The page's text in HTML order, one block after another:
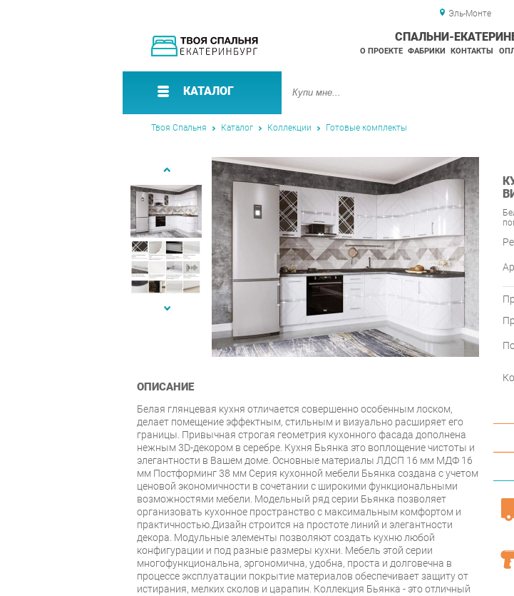
Эль-Монте
СПАЛЬНИ-
О ПРОЕКТЕ ФАБРИКИ КОНТАКТЫ
КАТАЛОГ
Твоя Спальня Каталог Коллекции Готовые комплекты
ОПИСАНИЕ
Белая глянцевая кухня отличается совершенно особенным лоском,
делает помещение эффектным, стильным и визуально расширяет его
границы. Привычная строгая геометрия кухонного фасада дополнена
нежным 3D-декором в серебре. Кухня Бьянка это воплощение чистоты и
элегантности в Вашем доме. Основные материалы ЛДСП 16 мм МДФ 16
мм Постформинг 38 мм Серия кухонной мебели Бьянка создана с учетом
ценовой экономичности в сочетании с широкими функциональными
возможностями мебели. Модельный ряд серии Бьянка позволяет
организовать кухонное пространство с максимальным комфортом и
практичностью.Дизайн строится на простоте линий и элегантности
декора. Модульные элементы позволяют создать кухню любой
конфигурации и под разные размеры кухни. Мебель этой серии
многофункциональна, эргономична, удобна, проста и долговечна в
процессе эксплуатации покрытие материалов обеспечивает защиту от
истирания, мелких сколов и царапин. Коллекция Бьянка - это отличный